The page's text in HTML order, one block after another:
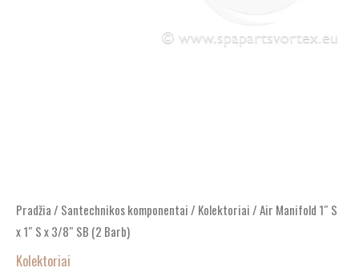
Pradžia / Santechnikos komponentai / Kolektoriai / Air Manifold 1″ S
x 1″ S x 3/8″ SB (2 Barb)
Kolektoriai